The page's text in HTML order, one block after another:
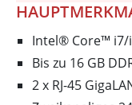
Intel® Core™ i7/
Bis zu 16 GB
2 x RJ-45